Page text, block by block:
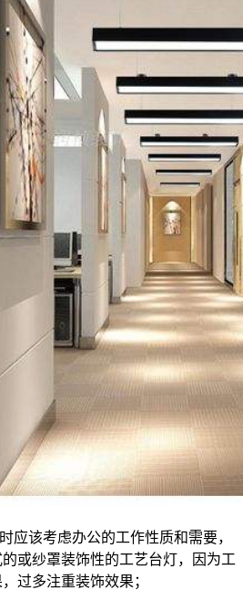
应该考虑办公的工作性质和需要，
或纱罩装饰性的工艺台灯，因为工
过多注重装饰效果；